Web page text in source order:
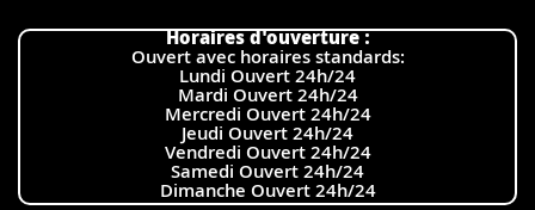
Horaires d'ouverture :
Ouvert avec horaires standards:
Lundi Ouvert 24h/24
Mardi Ouvert 24h/24
Mercredi Ouvert 24h/24
Jeudi Ouvert 24h/24
Vendredi Ouvert 24h/24
Samedi Ouvert 24h/24
Dimanche Ouvert 24h/24